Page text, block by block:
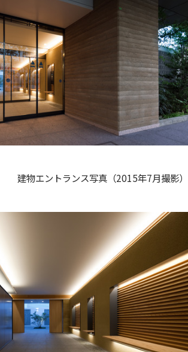
建物エントランス写真（2015年7月撮影）